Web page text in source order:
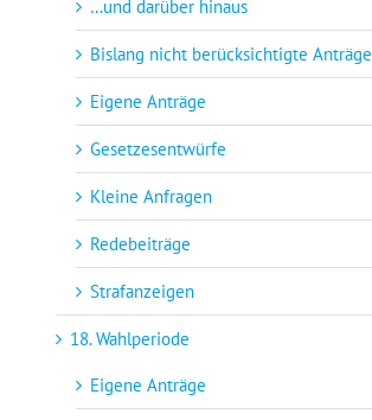
…und darüber hinaus
Bislang nicht berücksichtigte Anträge
Eigene Anträge
Gesetzesentwürfe
Kleine Anfragen
Redebeiträge
Strafanzeigen
18. Wahlperiode
Eigene Anträge